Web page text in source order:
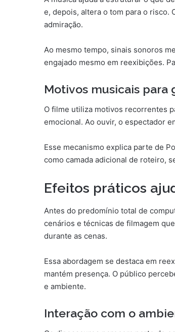
e, depois, altera o tom para o risco.
admiração.
Ao mesmo tempo, sinais sonoros
engajado mesmo em reexibições.
Motivos musicais para
O filme utiliza motivos recorrentes
emocional. Ao ouvir, o espectador
Esse mecanismo explica parte de
como camada adicional de roteiro,
Efeitos práticos
Antes do predomínio total de
cenários e técnicas de filmagem
durante as cenas.
Essa abordagem se destaca em
mantém presença. O público
e ambiente.
Interação com o